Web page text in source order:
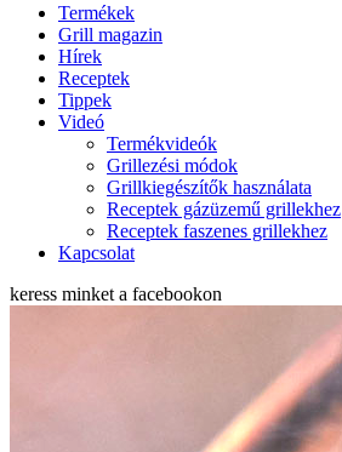
Termékek
Grill magazin
Hírek
Receptek
Tippek
Videó
Termékvideók
Grillezési módok
Grillkiegészítők használata
Receptek gázüzemű grillekhez
Receptek faszenes grillekhez
Kapcsolat
keress minket a facebookon